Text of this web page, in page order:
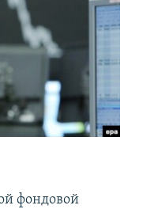
фондовой